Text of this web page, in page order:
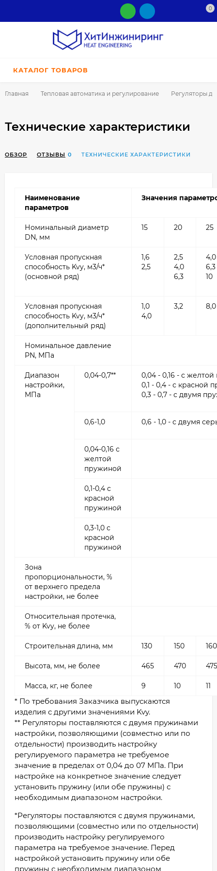
0
КАТАЛОГ ТОВАРОВ
Главная Тепловая автоматика и регулирование Регуляторы
Технические характеристики
ОБЗОР ОТЗЫВЫ 0 ТЕХНИЧЕСКИЕ ХАРАКТЕРИСТИКИ
Наименование
параметров
Значения
Номинальный диаметр
DN, мм
15 20 25
Условная пропускная
способность Kvy, м3/ч*
(основной ряд)
1,6
2,5
2,5
4,0
6,3
4,0
6,3
10
Условная пропускная
способность Kvy, м3/ч*
(дополнительный ряд)
1,0
4,0
3,2 8,0
Номинальное давление
PN, МПа
Диапазон
настройки,
МПа
0,04-0,7**
0,04 - 0,16 - с
0,1 - 0,4 - с красной
0,3 - 0,7 - с двумя
0,6-1,0 0,6 - 1,0 - с двумя
0,04-0,16 с
желтой
пружиной
0,1-0,4 с
красной
пружиной
0,3-1,0 с
красной
пружиной
Зона
пропорциональности, %
от верхнего предела
настройки, не более
Относительная протечка,
% от Kvy, не более
Строительная длина, мм 130 150 160
Высота, мм, не более 465 470 475
Масса, кг, не более 9 10 11
* По требования Заказчика выпускаются
изделия с другими значениями Kvy.
** Регуляторы поставляются с двумя пружинами
настройки, позволяющими (совместно или по
отдельности) производить настройку
регулируемого параметра не требуемое
значение в пределах от 0,04 до 07 МПа. При
настройке на конкретное значение следует
установить пружину (или обе пружины) с
необходимым диапазоном настройки.
*Регуляторы поставляются с двумя пружинами,
позволяющими (совместно или по отдельности)
производить настройку регулируемого
параметра на требуемое значение. Перед
настройкой установить пружину или обе
пружины с необходимым диапазоном